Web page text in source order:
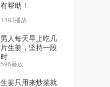
有帮助！
1493播放
男人每天早上吃几
片生姜，坚持一段
时...
596播放
生姜只用来炒菜就